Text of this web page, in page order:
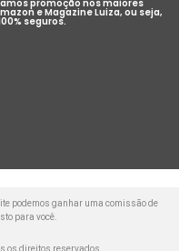
promoção nos maiores
e Magazine Luiza, ou seja,
seguros.
podemos ganhar uma comissão de
para você.
os direitos reservados